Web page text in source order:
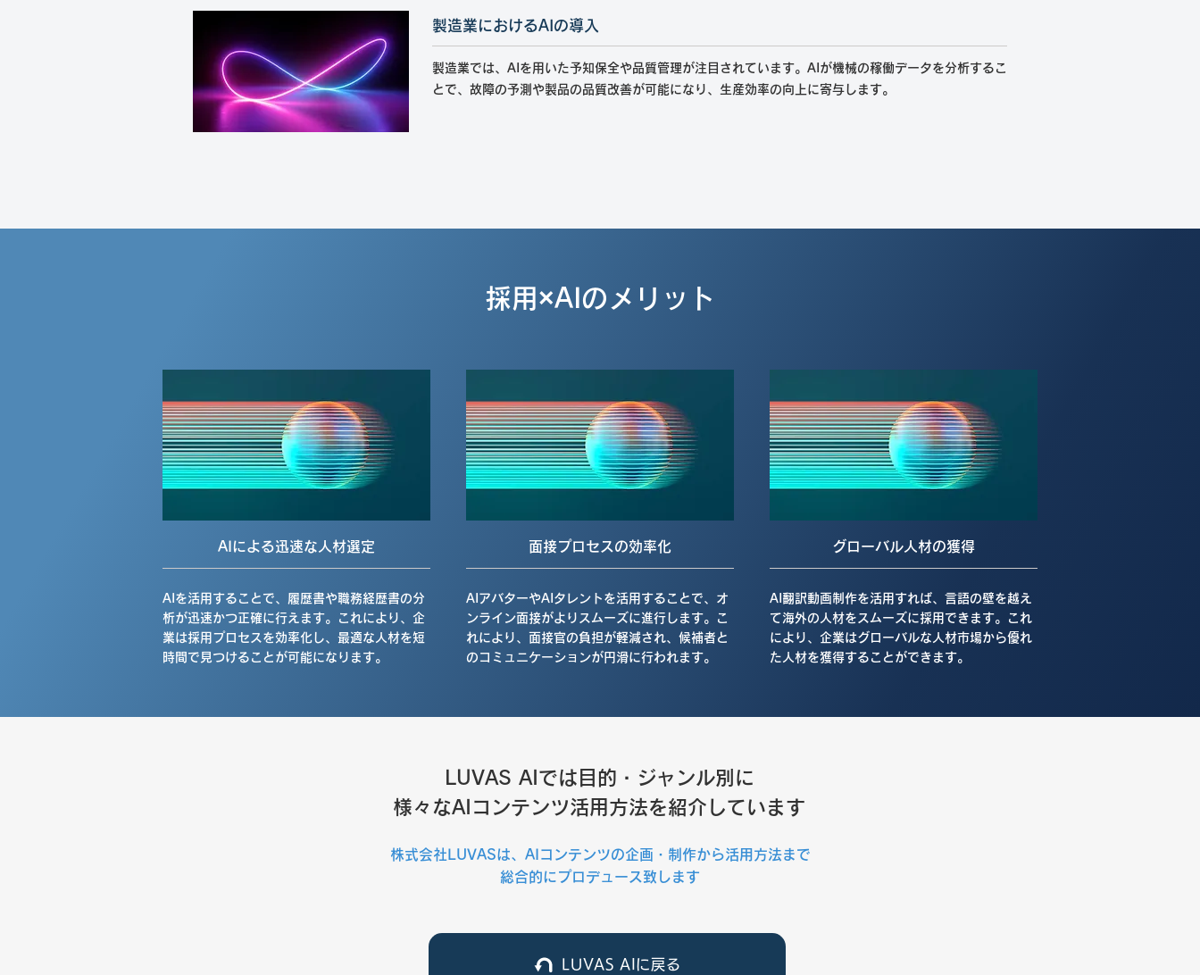
製造業におけるAIの導入
製造業では、AIを用いた予知保全や品質管理が注目されています。AIが機械の稼働データを分析するこ
とで、故障の予測や製品の品質改善が可能になり、生産効率の向上に寄与します。
採用×AIのメリット
AIによる迅速な人材選定
AIを活用することで、履歴書や職務経歴書の分
析が迅速かつ正確に行えます。これにより、企
業は採用プロセスを効率化し、最適な人材を短
時間で見つけることが可能になります。
面接プロセスの効率化
AIアバターやAIタレントを活用することで、オ
ンライン面接がよりスムーズに進行します。こ
れにより、面接官の負担が軽減され、候補者と
のコミュニケーションが円滑に行われます。
グローバル人材の獲得
AI翻訳動画制作を活用すれば、言語の壁を越え
て海外の人材をスムーズに採用できます。これ
により、企業はグローバルな人材市場から優れ
た人材を獲得することができます。
LUVAS AIでは目的・ジャンル別に
様々なAIコンテンツ活用方法を紹介しています
株式会社LUVASは、AIコンテンツの企画・制作から活用方法まで
総合的にプロデュース致します
LUVAS AIに戻る